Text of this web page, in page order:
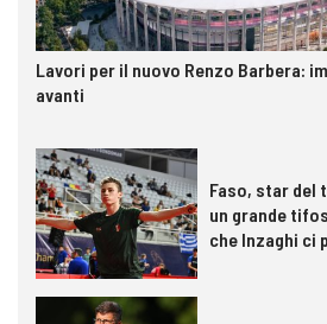
Lavori per il nuovo Renzo Barbera:
avanti
Faso, star del
un grande
che Inzaghi ci